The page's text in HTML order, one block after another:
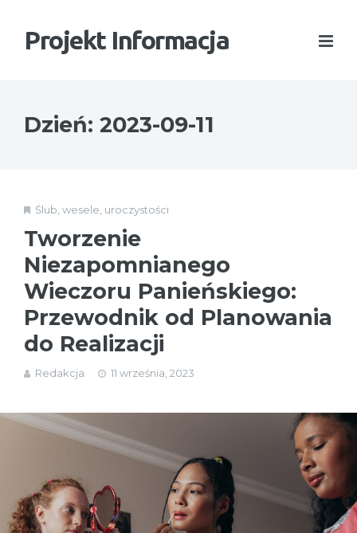
Projekt Informacja
Dzień: 2023-09-11
Ślub, wesele, uroczystości
Tworzenie
Niezapomnianego
Wieczoru Panieńskiego:
Przewodnik od Planowania
do Realizacji
Redakcja 11 września, 2023